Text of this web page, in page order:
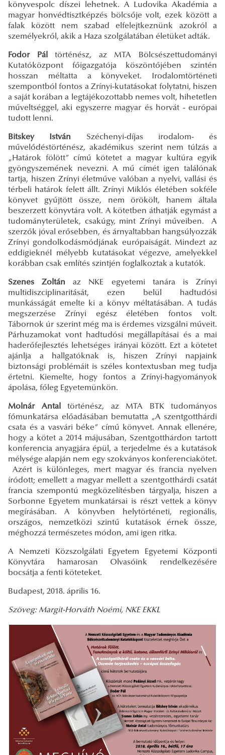
könyvespolc díszei lehetnek. A Ludovika Akadémia a
magyar honvédtisztképzés bölcsője volt, ezek között a
falak között nem szabad elfelejtkeznünk azokról a
személyekről, akik a Haza szolgálatában életüket adták.
Fodor Pál
történész, az MTA Bölcsészettudományi
Kutatóközpont főigazgatója köszöntőjében szintén
hosszan méltatta a könyveket. Irodalomtörténeti
szempontból fontos a Zrínyi-kutatásokat folytatni, hiszen
a saját korában a legtájékozottabb nemes volt, hihetetlen
műveltséggel, aki egyszerre magyar és horvát - európai
tudott lenni.
Bitskey István Széchenyi-díjas irodalom- és
művelődéstörténész, akadémikus szerint nem túlzás a
„Határok fölött” című kötetet a magyar kultúra egyik
gyöngyszemének nevezni. A mű címét igen találónak
tartja, hiszen Zrínyi életműve valóban a nyelvi, vallási és
térbeli határok felett állt. Zrínyi Miklós életében sokféle
könyvet gyűjtött össze, nem örökölt, hanem általa
beszerzett könyvtára volt. A kötetben áthatják egymást a
tudományterületek, csakúgy, mint Zrínyi műveiben. A
szerzők jóval erősebben, és árnyaltabban hangsúlyozzák
Zrínyi gondolkodásmódjának európaiságát. Mindezt az
eddigieknél mélyebb kutatásokat végezve, amelyekkel
korábban csak említés szintjén foglalkoztak a kutatók.
Szenes Zoltán az NKE egyetemi tanára is Zrínyi
multidiszciplinaritását, ezen belül hadtudósi
munkásságát emelte ki a könyv méltatásában. A tudás
megszerzése Zrínyi egész életében fontos volt.
Tábornok úr szerint még ma is érdemes vizsgálni műveit.
Párhuzamokat vont hadtudósi megállapításai és a mai
haderőfejlesztés lehetséges irányai között. Ezt a kötetet
ajánlja a hallgatóknak is, hiszen Zrínyi napjaink
biztonsági problémáit is széles kontextusban meg tudja
értetni. Kiemelte, hogy fontos a Zrínyi-hagyományok
ápolása, főleg Egyetemünkön.
Molnár Antal
történész, az MTA BTK tudományos
főmunkatársa előadásában bemutatta „A szentgotthárdi
csata és a vasvári béke” című könyvet. Annak ellenére,
hogy a kötet a 2014 májusában, Szentgotthárdon tartott
konferencia anyagjára épül, a terjedelme és a kutatások
mélysége alapján nem egy szokványos konferenciakötet.
Azért is különleges, mert magyar és francia nyelven
íródott; emellett a magyar mellett a szentgotthárdi csatát
francia szempontú megközelítésben tárgyalja, hiszen a
Sorbonne Egyetem munkatársai is részt vettek a könyv
megírásában. A könyvben helytörténeti, regionális,
országos, nemzetközi szintű kutatások érnek össze,
méghozzá természetes módon, ami igen ritka.
A Nemzeti Közszolgálati Egyetem Egyetemi Központi
Könyvtára hamarosan Olvasóink rendelkezésére
bocsátja a fenti köteteket.
Budapest, 2018. április 16.
Szöveg: Margit-Horváth Noémi, NKE EKKL